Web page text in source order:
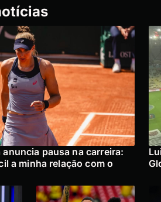
anuncia pausa na carreira:
a minha relação com o